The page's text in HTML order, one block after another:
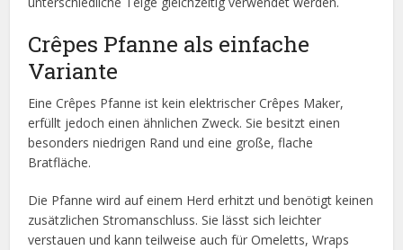
Crêpes Pfanne als einfache
Variante
Eine Crêpes Pfanne ist kein elektrischer Crêpes Maker,
erfüllt jedoch einen ähnlichen Zweck. Sie besitzt einen
besonders niedrigen Rand und eine große, flache
Bratfläche.
Die Pfanne wird auf einem Herd erhitzt und benötigt keinen
zusätzlichen Stromanschluss. Sie lässt sich leichter
verstauen und kann teilweise auch für Omeletts, Wraps